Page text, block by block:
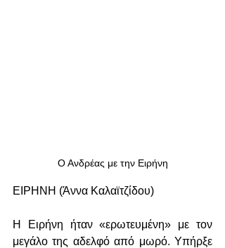
Ο Ανδρέας με την Ειρήνη
ΕΙΡΗΝΗ (Άννα Καλαϊτζίδου)
Η Ειρήνη ήταν «ερωτευμένη» με τον
μεγάλο της αδελφό από μωρό. Υπήρξε